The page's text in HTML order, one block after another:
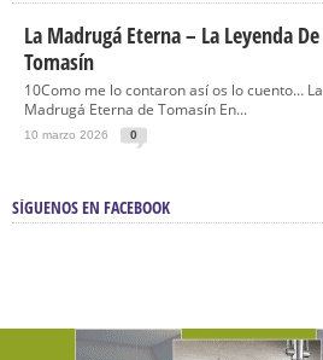
La Madrugá Eterna – La Leyenda De
Tomasín
10Como me lo contaron así os lo cuento… La
Madrugá Eterna de Tomasín En...
10 marzo 2026 0
SÍGUENOS EN FACEBOOK